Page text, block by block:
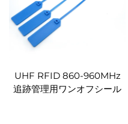
UHF RFID 860-960MHz
追跡管理用ワンオフシール